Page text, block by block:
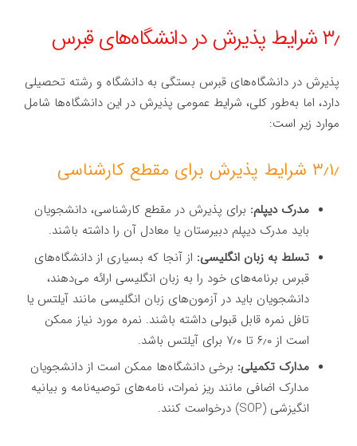
۳٫ شرایط پذیرش در دانشگاه‌های قبرس
پذیرش در دانشگاه‌های قبرس بستگی به دانشگاه و رشته تحصیلی
دارد، اما به‌طور کلی، شرایط عمومی پذیرش در این دانشگاه‌ها شامل
موارد زیر است:
۳٫۱٫ شرایط پذیرش برای مقطع کارشناسی
مدرک دیپلم: برای پذیرش در مقطع کارشناسی، دانشجویان
باید مدرک دیپلم دبیرستان یا معادل آن را داشته باشند.
تسلط به زبان انگلیسی: از آنجا که بسیاری از دانشگاه‌های
قبرس برنامه‌های خود را به زبان انگلیسی ارائه می‌دهند،
دانشجویان باید در آزمون‌های زبان انگلیسی مانند آیلتس یا
تافل نمره قابل قبولی داشته باشند. نمره مورد نیاز ممکن
است از ۶٫۰ تا ۷٫۰ برای آیلتس باشد.
مدارک تکمیلی: برخی دانشگاه‌ها ممکن است از دانشجویان
مدارک اضافی مانند ریز نمرات، نامه‌های توصیه‌نامه و بیانیه
انگیزشی (SOP) درخواست کنند.